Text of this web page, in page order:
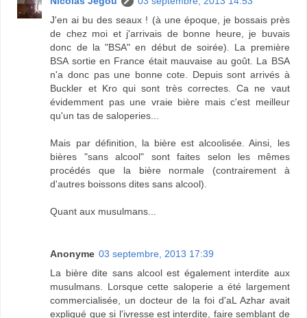
J'en ai bu des seaux ! (à une époque, je bossais près
de chez moi et j'arrivais de bonne heure, je buvais
donc de la "BSA" en début de soirée). La première
BSA sortie en France était mauvaise au goût. La BSA
n'a donc pas une bonne cote. Depuis sont arrivés à
Buckler et Kro qui sont très correctes. Ca ne vaut
évidemment pas une vraie bière mais c'est meilleur
qu'un tas de saloperies...
Mais par définition, la bière est alcoolisée. Ainsi, les
bières "sans alcool" sont faites selon les mêmes
procédés que la bière normale (contrairement à
d'autres boissons dites sans alcool).
Quant aux musulmans...
Anonyme 03 septembre, 2013 17:39
La bière dite sans alcool est également interdite aux
musulmans. Lorsque cette saloperie a été largement
commercialisée, un docteur de la foi d'aL Azhar avait
expliqué que si l'ivresse est interdite, faire semblant de